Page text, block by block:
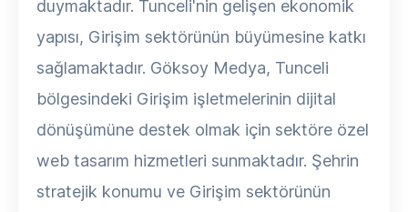
duymaktadır. Tunceli'nin gelişen ekonomik
yapısı, Girişim sektörünün büyümesine katkı
sağlamaktadır. Göksoy Medya, Tunceli
bölgesindeki Girişim işletmelerinin dijital
dönüşümüne destek olmak için sektöre özel
web tasarım hizmetleri sunmaktadır. Şehrin
stratejik konumu ve Girişim sektörünün